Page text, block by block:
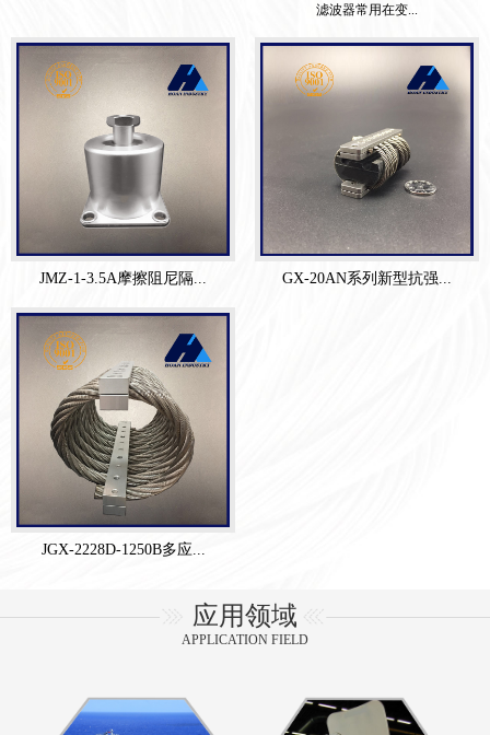
滤波器常用在变...
JMZ-1-3.5A摩擦阻尼隔... GX-20AN系列新型抗强...
JGX-2228D-1250B多应...
应用领域
APPLICATION FIELD